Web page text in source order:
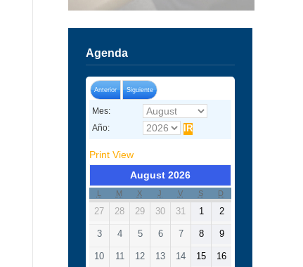
Agenda
Anterior Siguiente
Mes:
Año:
Print View
August 2026
L M X J V S D
27 28 29 30 31 1 2
3 4 5 6 7 8 9
10 11 12 13 14 15 16